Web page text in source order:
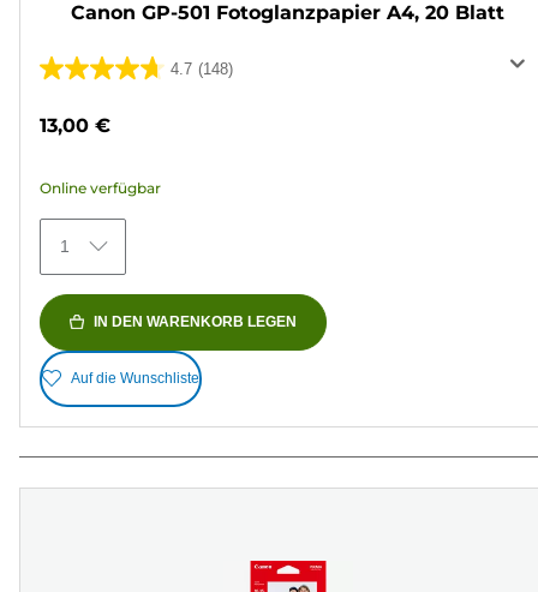
Canon GP-501 Fotoglanzpapier A4, 20 Blatt
4.7 (148)
4.7
5
148
Bewertungen
13,00 €
Online verfügbar
1
IN DEN WARENKORB LEGEN
Auf die Wunschliste